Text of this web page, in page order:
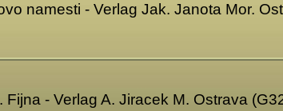
namesti - Verlag Jak. Janota Mor.
- Verlag A. Jiracek M. Ostrava